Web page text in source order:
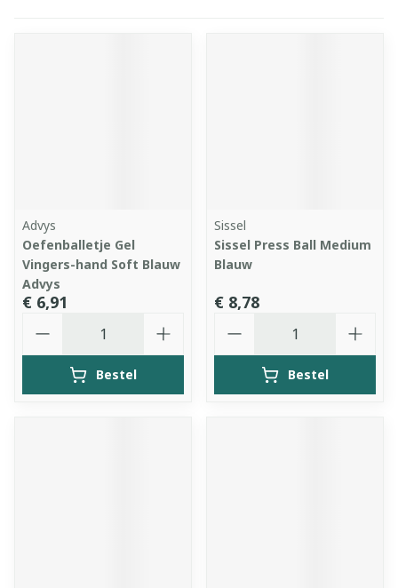
Advys
Oefenballetje Gel
Vingers-hand Soft Blauw
Advys
€ 6,91
Bestel
Sissel
Sissel Press Ball Medium
Blauw
€ 8,78
Bestel